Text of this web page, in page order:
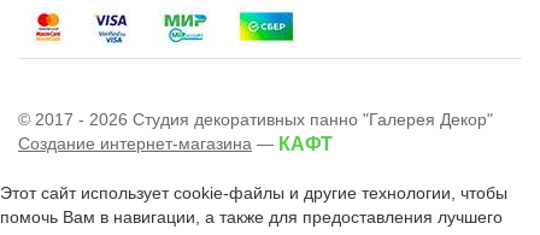
© 2017 - 2026 Студия декоративных панно "Галерея Декор"
Создание интернет-магазина — КАФТ
Этот сайт использует cookie-файлы и другие технологии, чтобы
помочь Вам в навигации, а также для предоставления лучшего